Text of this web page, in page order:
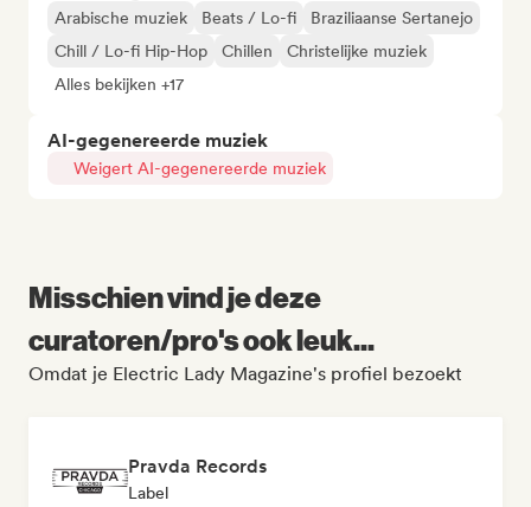
Arabische muziek Beats / Lo-fi
Braziliaanse Sertanejo
Chill / Lo-fi Hip-Hop
Chillen
Christelijke muziek
Alles bekijken +17
AI-gegenereerde muziek
Weigert AI-gegenereerde muziek
Misschien vind je deze
curatoren/pro's ook leuk...
Omdat je Electric Lady Magazine's profiel bezoekt
Pravda Records
Label